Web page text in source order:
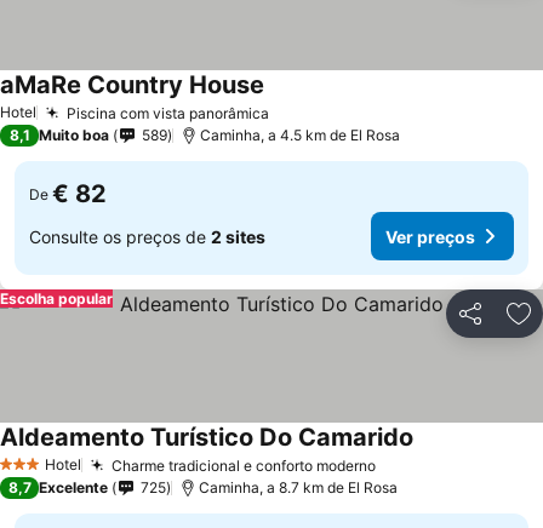
Hotel Piscina com vista panorâmica
aMaRe Country House
8,1 Muito boa 589 Caminha, a 4.5 km de El Rosa
De € 82
Consulte os preços de 2 sites Ver preços
Partilhar
Escolha popular
3 EstrelasHotel Charme tradicional e conforto moderno
Aldeamento Turístico Do Camarido
8,7 Excelente 725 Caminha, a 8.7 km de El Rosa